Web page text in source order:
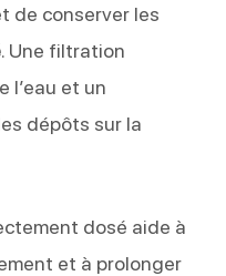
de conserver les
. Une filtration
l’eau et un
dépôts sur la
dosé aide à
et à prolonger